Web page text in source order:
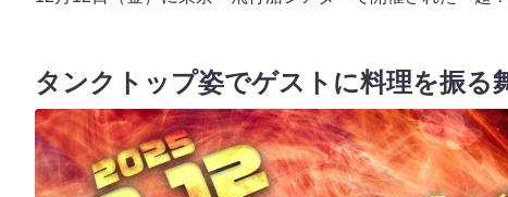
タンクトップ姿でゲストに料理を振る